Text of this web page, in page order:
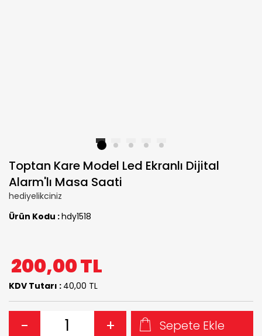
2 3 4 5
Toptan Kare Model Led Ekranlı Dijital
Alarm'lı Masa Saati
hediyelikciniz
Ürün Kodu :hdy1518
200,00TL
KDV Tutarı : 40,00 TL
- + Sepete Ekle